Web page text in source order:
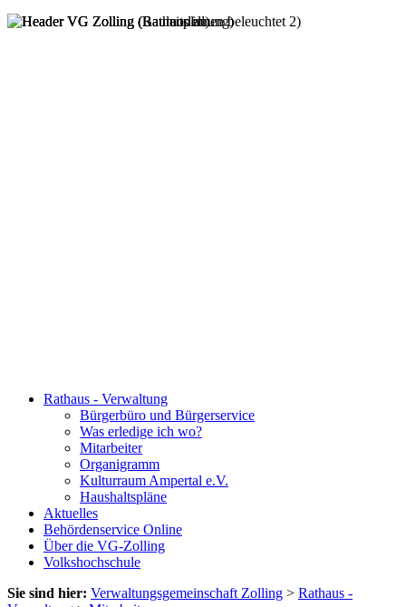
Rathaus - Verwaltung
Bürgerbüro und Bürgerservice
Was erledige ich wo?
Mitarbeiter
Organigramm
Kulturraum Ampertal e.V.
Haushaltspläne
Aktuelles
Behördenservice Online
Über die VG-Zolling
Volkshochschule
Sie sind hier: Verwaltungsgemeinschaft Zolling > Rathaus -